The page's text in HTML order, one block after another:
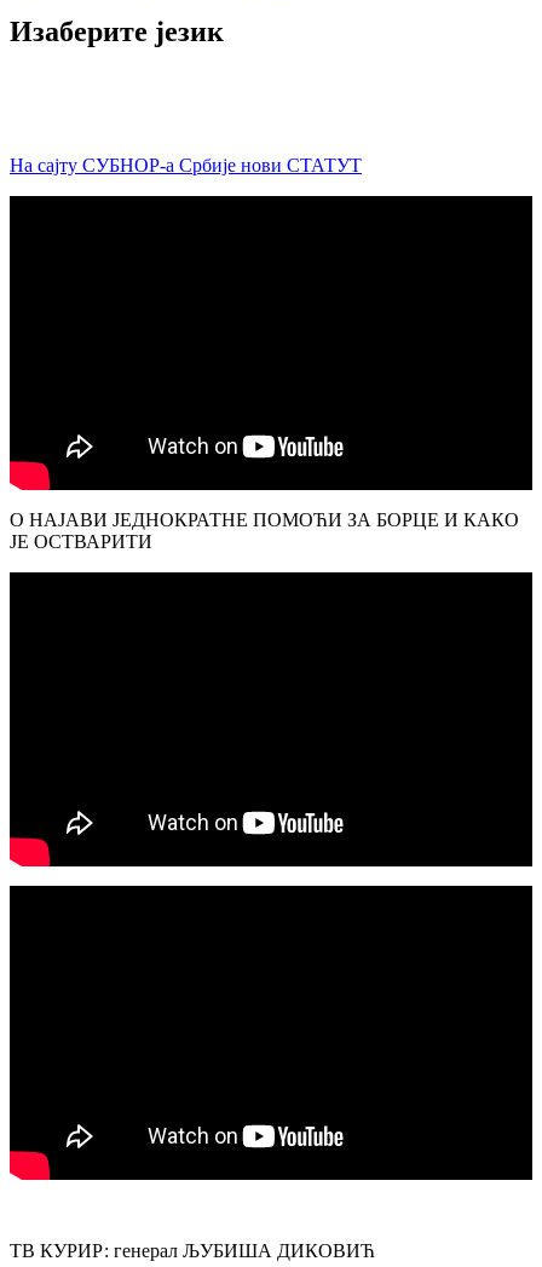
Изаберите језик
На сајту СУБНОР-а Србије нови СТАТУТ
О НАЈАВИ ЈЕДНОКРАТНЕ ПОМОЋИ ЗА БОРЦЕ И КАКО
ЈЕ ОСТВАРИТИ
ТВ КУРИР: генерал ЉУБИША ДИКОВИЋ